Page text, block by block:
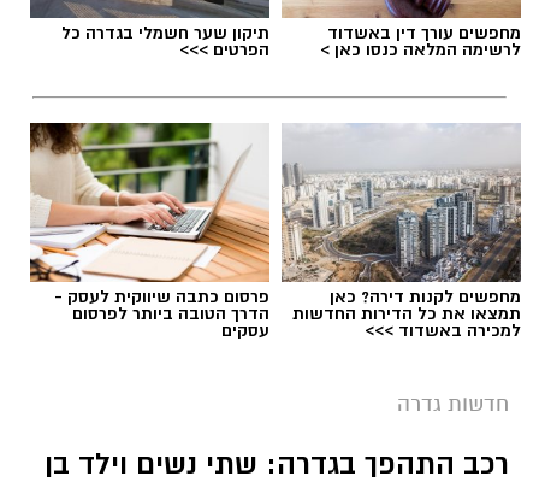
מחפשים עורך דין באשדוד
לרשימה המלאה כנסו כאן >
תיקון שער חשמלי בגדרה כל
הפרטים >>>
מחפשים לקנות דירה? כאן
תמצאו את כל הדירות החדשות
למכירה באשדוד >>>
פרסום כתבה שיווקית לעסק -
הדרך הטובה ביותר לפרסום
עסקים
חדשות גדרה
רכב התהפך בגדרה: שתי נשים וילד בן